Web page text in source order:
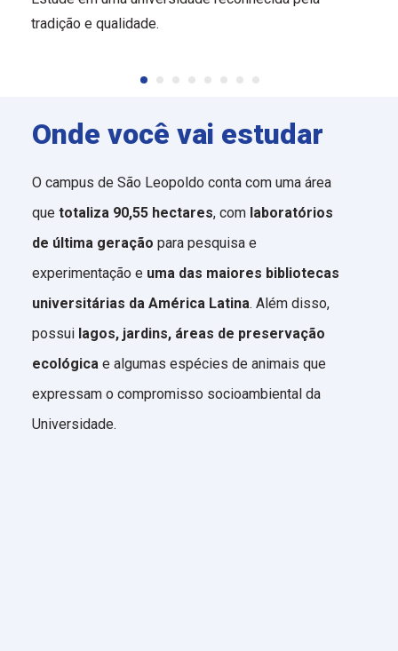
tradição e qualidade.
Onde você vai estudar
O campus de São Leopoldo conta com uma área
que totaliza 90,55 hectares, com laboratórios
de última geração para pesquisa e
experimentação e uma das maiores bibliotecas
universitárias da América Latina. Além disso,
possui lagos, jardins, áreas de preservação
ecológica e algumas espécies de animais que
expressam o compromisso socioambiental da
Universidade.